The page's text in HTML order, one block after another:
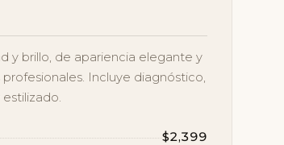
y brillo, de apariencia elegante y
Incluye diagnóstico,
$2,399